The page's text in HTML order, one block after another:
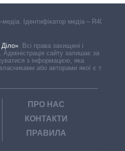
Ідентифікатор медіа – R40-
. Всі права захищені і
сайту залишає за
з інформацією, яка
або авторами якої є треті
ПРО НАС
КОНТАКТИ
ПРАВИЛА